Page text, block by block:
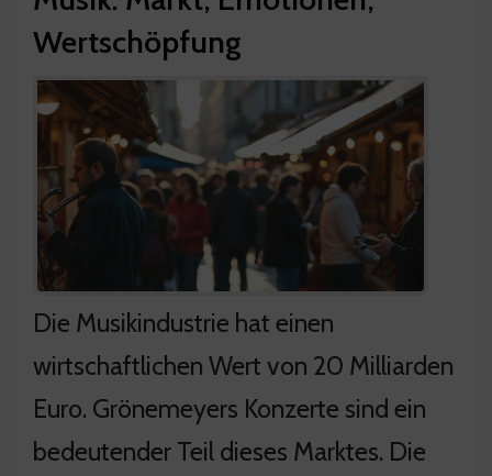
Wertschöpfung
Die Musikindustrie hat einen
wirtschaftlichen Wert von 20 Milliarden
Euro. Grönemeyers Konzerte sind ein
bedeutender Teil dieses Marktes. Die